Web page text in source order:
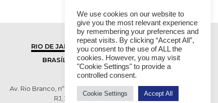
RIO DE JANEIRO
SÃO PAULO
BRASÍLIA
VITÓRIA
Av. Rio Branco, nº 01, 14º andar - Ed. RB1- Centro, Rio de Janeiro -
RJ, 20090-003 TEL (55 21) 2276 6200
We use cookies on our website to
give you the most relevant experience
by remembering your preferences and
repeat visits. By clicking “Accept All”,
you consent to the use of ALL the
cookies. However, you may visit
"Cookie Settings" to provide a
controlled consent.
Cookie Settings Accept All